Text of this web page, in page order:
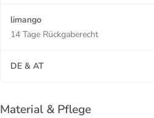
limango
14 Tage Rückgaberecht
DE & AT
Material & Pflege